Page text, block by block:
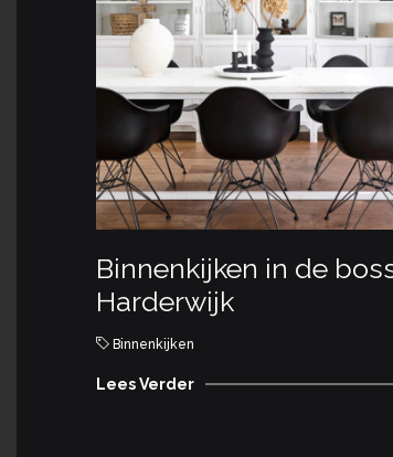
Binnenkijken in de
Harderwijk
Binnenkijken
Lees Verder